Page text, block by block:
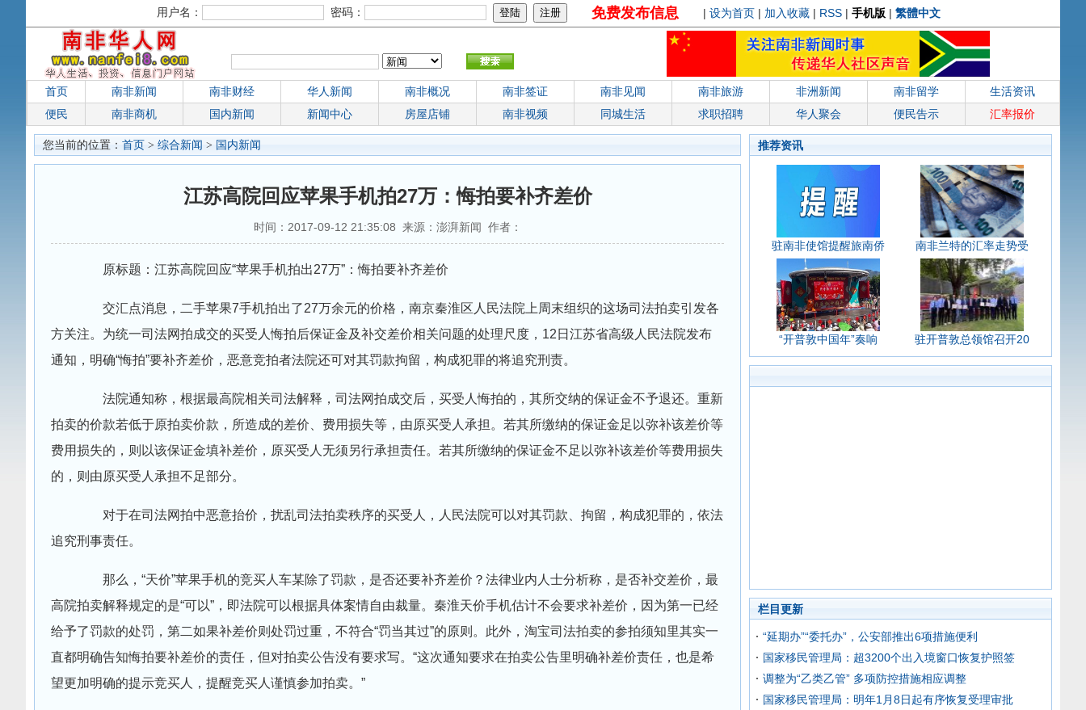
用户名： 密码： 免费发布信息 | 设为首页 | 加入收藏 | RSS | 手机版 | 繁體中文
首页 南非新闻 南非财经 华人新闻 南非概况 南非签证 南非见闻 南非旅游 非洲新闻 南非留学
生活资讯
便民
南非商机 国内新闻 新闻中心 房屋店铺 南非视频 同城生活 求职招聘 华人聚会 便民告示 汇率报价
您当前的位置： 首页 > 综合新闻 > 国内新闻
江苏高院回应苹果手机拍27万：悔拍要补齐差价
时间：2017-09-12 21:35:08 来源：澎湃新闻 作者：
原标题：江苏高院回应“苹果手机拍出27万”：悔拍要补齐差价
交汇点消息，二手苹果7手机拍出了27万余元的价格，南京秦淮区人民法院上周末组织的这场司法拍卖引发各
方关注。为统一司法网拍成交的买受人悔拍后保证金及补交差价相关问题的处理尺度，12日江苏省高级人民法院发布
通知，明确“悔拍”要补齐差价，恶意竞拍者法院还可对其罚款拘留，构成犯罪的将追究刑责。
法院通知称，根据最高院相关司法解释，司法网拍成交后，买受人悔拍的，其所交纳的保证金不予退还。重新
拍卖的价款若低于原拍卖价款，所造成的差价、费用损失等，由原买受人承担。若其所缴纳的保证金足以弥补该差价等
费用损失的，则以该保证金填补差价，原买受人无须另行承担责任。若其所缴纳的保证金不足以弥补该差价等费用损失
的，则由原买受人承担不足部分。
对于在司法网拍中恶意抬价，扰乱司法拍卖秩序的买受人，人民法院可以对其罚款、拘留，构成犯罪的，依法
追究刑事责任。
那么，“天价”苹果手机的竞买人车某除了罚款，是否还要补齐差价？法律业内人士分析称，是否补交差价，最
高院拍卖解释规定的是“可以”，即法院可以根据具体案情自由裁量。秦淮天价手机估计不会要求补差价，因为第一已经
给予了罚款的处罚，第二如果补差价则处罚过重，不符合“罚当其过”的原则。此外，淘宝司法拍卖的参拍须知里其实一
直都明确告知悔拍要补差价的责任，但对拍卖公告没有要求写。“这次通知要求在拍卖公告里明确补差价责任，也是希
望更加明确的提示竞买人，提醒竞买人谨慎参加拍卖。”
推荐资讯
驻南非使馆提醒旅南侨 南非兰特的汇率走势受
“开普敦中国年”奏响 驻开普敦总领馆召开20
栏目更新
“延期办”“委托办”，公安部推出6项措施便利
国家移民管理局：超3200个出入境窗口恢复护照签
调整为“乙类乙管” 多项防控措施相应调整
国家移民管理局：明年1月8日起有序恢复受理审批